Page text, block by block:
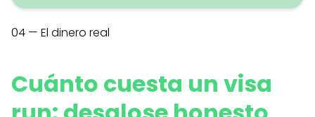
04 — El dinero real
Cuánto cuesta un visa